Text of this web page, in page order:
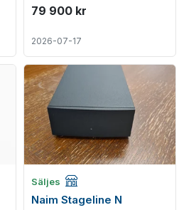
79 900 kr
2026-07-17
Säljes Företagsannons
Naim Stageline N